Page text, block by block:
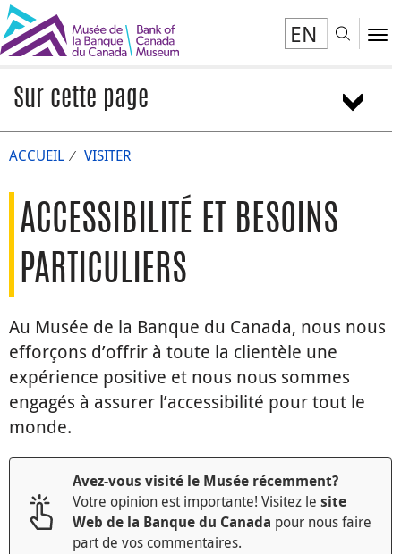
EN
Sur cette page
Se rendre au Musée
Visiter le Musée
Communiquez avec nous
ACCUEIL VISITER
ACCESSIBILITÉ ET BESOINS
PARTICULIERS
Au Musée de la Banque du Canada, nous nous
efforçons d’offrir à toute la clientèle une
expérience positive et nous nous sommes
engagés à assurer l’accessibilité pour tout le
monde.
Avez-vous visité le Musée récemment?
Votre opinion est importante! Visitez le site
Web de la Banque du Canada pour nous faire
part de vos commentaires.